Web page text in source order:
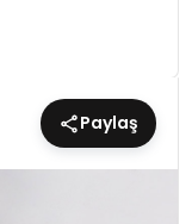
Paylaş